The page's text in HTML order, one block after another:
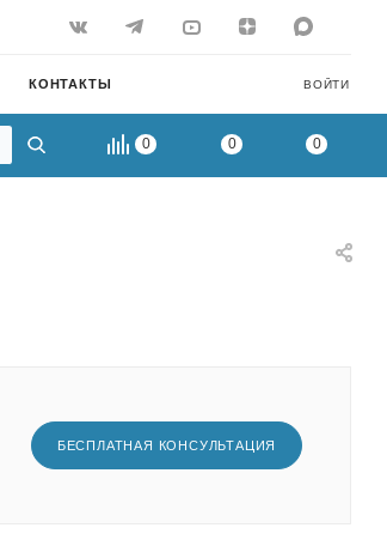
ВОЙТИ
КОНТАКТЫ
0 0 0
БЕСПЛАТНАЯ КОНСУЛЬТАЦИЯ